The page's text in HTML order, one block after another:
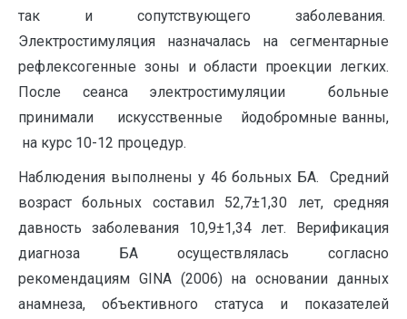
так и сопутствующего заболевания.
Электростимуляция назначалась на сегментарные
рефлексогенные зоны и области проекции легких.
После сеанса электростимуляции больные
принимали искусственные йодобромные ванны,
на курс 10-12 процедур.
Наблюдения выполнены у 46 больных БА. Средний
возраст больных составил 52,7±1,30 лет, средняя
давность заболевания 10,9±1,34 лет. Верификация
диагноза БА осуществлялась согласно
рекомендациям GINA (2006) на основании данных
анамнеза, объективного статуса и показателей